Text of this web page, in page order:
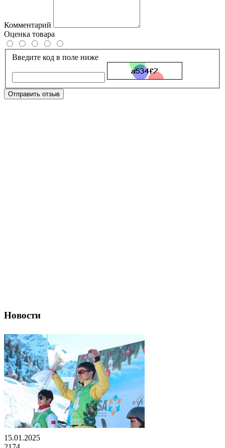
Комментарий
Оценка товара
Введите код в поле ниже
Отправить отзыв
Новости
15.01.2025